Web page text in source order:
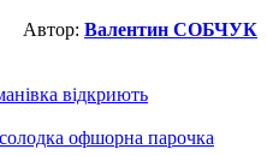
Автор: Валентин СОБЧУК
відкриють
офшорна парочка